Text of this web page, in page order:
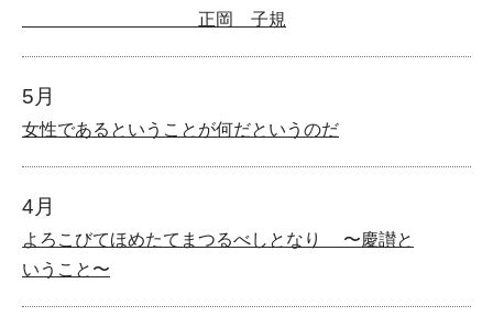
正岡 子規
5月
女性であるということが何だというのだ
4月
よろこびてほめたてまつるべしとなり 〜慶讃と
いうこと〜